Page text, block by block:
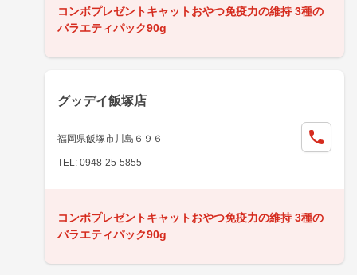
コンボプレゼントキャットおやつ免疫力の維持 3種の
バラエティパック90g
グッデイ飯塚店
福岡県飯塚市川島６９６
TEL: 0948-25-5855
コンボプレゼントキャットおやつ免疫力の維持 3種の
バラエティパック90g